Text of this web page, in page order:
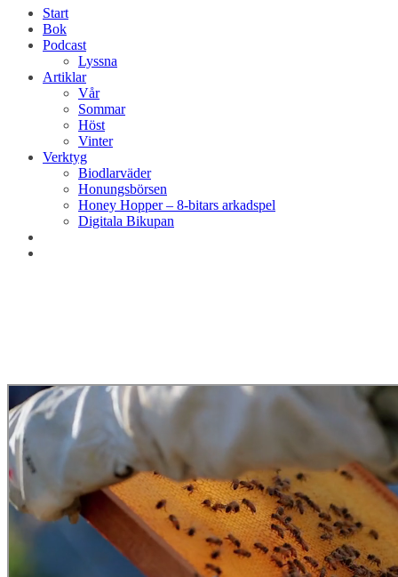
Start
Bok
Podcast
Lyssna
Artiklar
Vår
Sommar
Höst
Vinter
Verktyg
Biodlarväder
Honungsbörsen
Honey Hopper – 8-bitars arkadspel
Digitala Bikupan